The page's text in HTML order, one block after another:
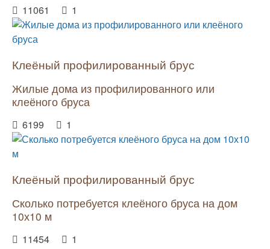
11061 1
Клеёный профилированный брус
Жилые дома из профилированного или
клеёного бруса
6199 1
Клеёный профилированный брус
Сколько потребуется клеёного бруса на дом
10х10 м
11454 1